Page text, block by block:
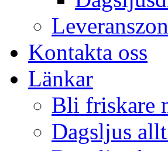
Leveranszon
Kontakta oss
Länkar
Bli friskare
Dagsljus